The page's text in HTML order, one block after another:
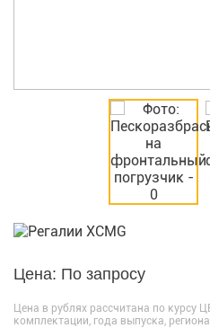
Цена: По запросу
Цена в рублях рассчитана по курсу
комплектации, года выпуска,